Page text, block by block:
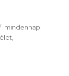
Témakör
mindennapi